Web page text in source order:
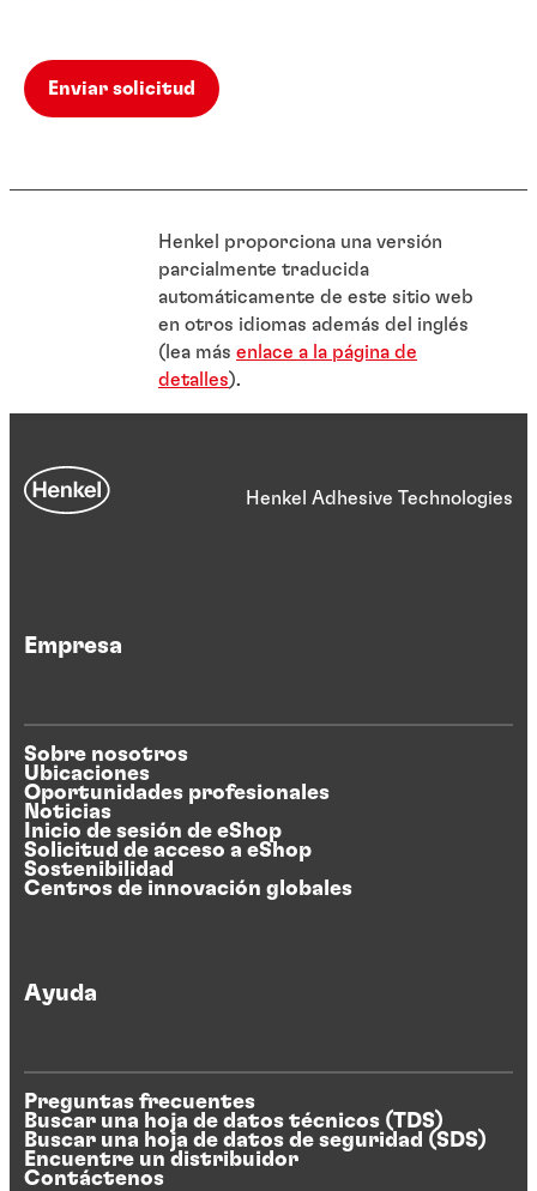
Enviar solicitud
Henkel proporciona una versión
parcialmente traducida
automáticamente de este sitio web
en otros idiomas además del inglés
(lea más enlace a la página de
detalles).
Henkel Adhesive Technologies
Empresa
Sobre nosotros
Ubicaciones
Oportunidades profesionales
Noticias
Inicio de sesión de eShop
Solicitud de acceso a eShop
Sostenibilidad
Centros de innovación globales
Ayuda
Preguntas frecuentes
Buscar una hoja de datos técnicos (TDS)
Buscar una hoja de datos de seguridad (SDS)
Encuentre un distribuidor
Contáctenos